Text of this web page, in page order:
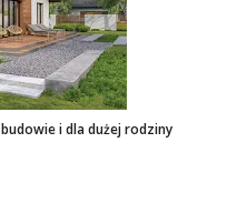
i dla dużej rodziny